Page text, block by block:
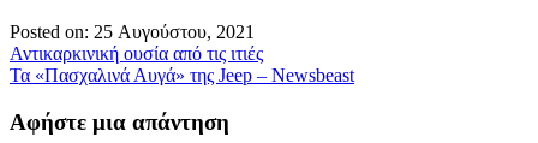
Posted on: 25 Αυγούστου, 2021
Πλοήγηση
άρθρων
Αντικαρκινική ουσία από τις ιτιές
Τα «Πασχαλινά Αυγά» της Jeep – Newsbeast
Αφήστε μια απάντηση